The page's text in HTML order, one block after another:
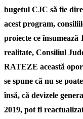
bugetul CJC să fie
acest program,
proiecte ce însumează
realitate, Consiliul
RATEZE această
se spune că nu se
însă, că devizele
2019, pot fi